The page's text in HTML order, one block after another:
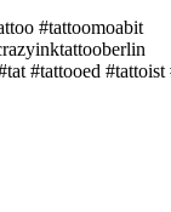
#tattoomoabit
#tattooed